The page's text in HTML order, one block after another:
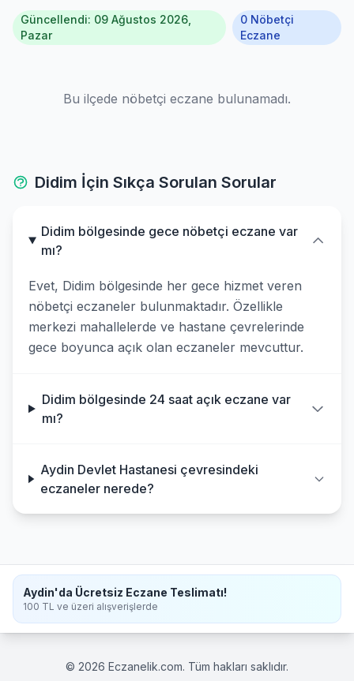
Güncellendi: 09 Ağustos 2026,
Pazar
0 Nöbetçi
Eczane
Bu ilçede nöbetçi eczane bulunamadı.
Didim İçin Sıkça Sorulan Sorular
Didim bölgesinde gece nöbetçi eczane var
mı?
Evet, Didim bölgesinde her gece hizmet veren
nöbetçi eczaneler bulunmaktadır. Özellikle
merkezi mahallelerde ve hastane çevrelerinde
gece boyunca açık olan eczaneler mevcuttur.
Didim bölgesinde 24 saat açık eczane var
mı?
Aydin Devlet Hastanesi çevresindeki
eczaneler nerede?
Aydin'da Ücretsiz Eczane Teslimatı!
100 TL ve üzeri alışverişlerde
© 2026 Eczanelik.com. Tüm hakları saklıdır.